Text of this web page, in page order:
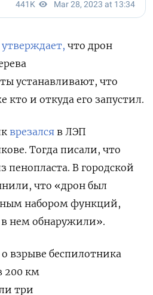
утверждает, что дрон
устанавливают, что
кто и откуда его запустил.
врезался в ЛЭП
Тогда писали, что
пенопласта. В городской
что «дрон был
набором функций,
нем обнаружили».
о взрыве беспилотника
200 км
три